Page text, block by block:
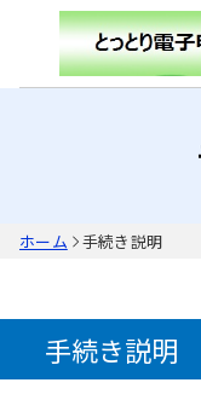
ホーム 手続き説明
手続き説明